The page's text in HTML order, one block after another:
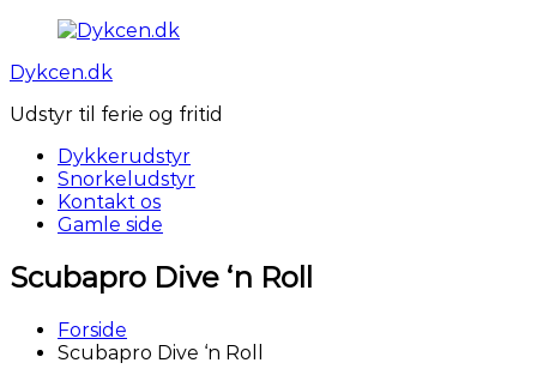
Videre
indhold
Dykcen.dk
Udstyr til ferie og fritid
Dykkerudstyr
Snorkeludstyr
Kontakt os
Gamle side
Scubapro Dive ‘n Roll
Forside
Scubapro Dive ‘n Roll